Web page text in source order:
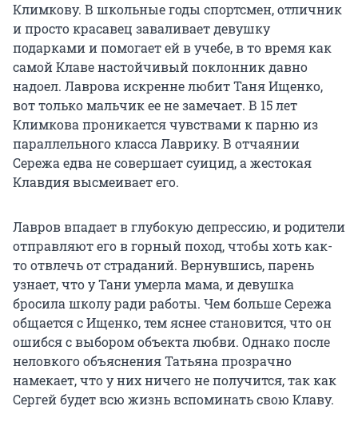
Климкову. В школьные годы спортсмен, отличник
и просто красавец заваливает девушку
подарками и помогает ей в учебе, в то время как
самой Клаве настойчивый поклонник давно
надоел. Лаврова искренне любит Таня Ищенко,
вот только мальчик ее не замечает. В 15 лет
Климкова проникается чувствами к парню из
параллельного класса Лаврику. В отчаянии
Сережа едва не совершает суицид, а жестокая
Клавдия высмеивает его.
Лавров впадает в глубокую депрессию, и родители
отправляют его в горный поход, чтобы хоть как-
то отвлечь от страданий. Вернувшись, парень
узнает, что у Тани умерла мама, и девушка
бросила школу ради работы. Чем больше Сережа
общается с Ищенко, тем яснее становится, что он
ошибся с выбором объекта любви. Однако после
неловкого объяснения Татьяна прозрачно
намекает, что у них ничего не получится, так как
Сергей будет всю жизнь вспоминать свою Клаву.